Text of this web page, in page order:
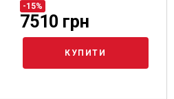
-15%
7510 грн
КУПИТИ